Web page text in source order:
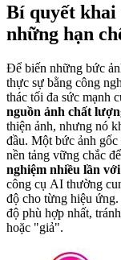
Bí quyết khai
những hạn
Để biến những bức
thực sự bằng công
thác tối đa sức mạnh
nguồn ảnh chất
thiện ảnh, nhưng nó
đầu. Một bức ảnh gốc
nền tảng vững chắc
nghiệm nhiều lần
công cụ AI thường
độ cho từng hiệu
độ phù hợp nhất,
hoặc "giả".